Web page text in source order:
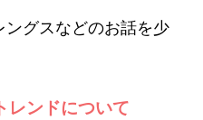
グスなどのお話を少
レンドについて